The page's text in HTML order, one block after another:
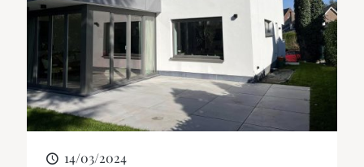
14/03/2024